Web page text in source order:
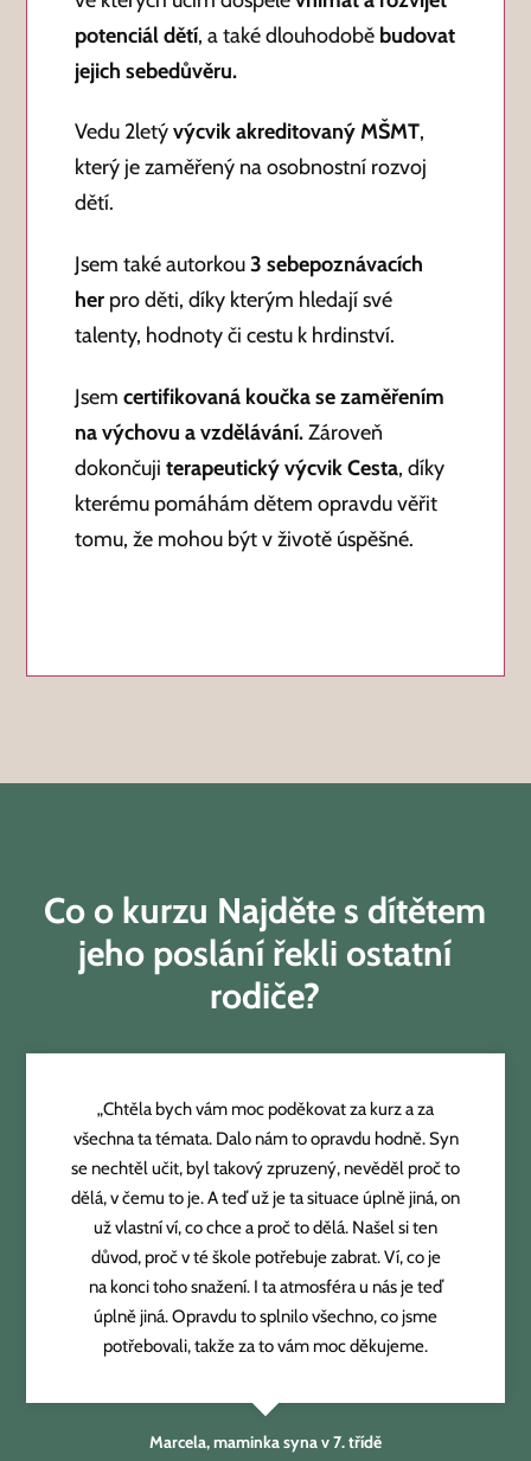
potenciál dětí, a také dlouhodobě budovat
jejich sebedůvěru.
Vedu 2letývýcvik akreditovaný MŠMT,
který je zaměřený na osobnostní rozvoj
dětí.
Jsem také autorkou3 sebepoznávacích
her pro děti, díky kterým hledají své
talenty, hodnoty či cestu k hrdinství.
Jsemcertifikovaná koučka se zaměřením
na výchovu a vzdělávání.Zároveň
dokončujiterapeutický výcvik Cesta, díky
kterému pomáhám dětem opravdu věřit
tomu, že mohou být v životě úspěšné.
Co o kurzu Najděte s dítětem
jeho poslánířekli ostatní
rodiče?
„Chtěla bych vám moc poděkovat za kurz a za
všechna ta témata. Dalo nám to opravdu hodně. Syn
se nechtěl učit, byl takový zpruzený, nevěděl proč to
dělá, v čemu to je. A teď už je ta situace úplně jiná, on
už vlastní ví, co chce a proč to dělá. Našel si ten
důvod, proč v té škole potřebuje zabrat. Ví, co je
na konci toho snažení. I ta atmosféra u nás je teď
úplně jiná. Opravdu to splnilo všechno, co jsme
potřebovali, takže za to vám moc děkujeme.
Marcela, maminka syna v 7. třídě